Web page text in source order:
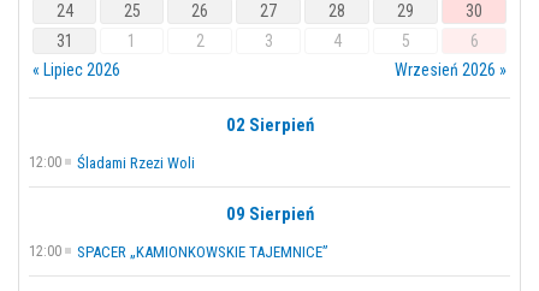
24
25 26 27 28 29
30
31
1 2 3 4 5
6
« Lipiec 2026
Wrzesień 2026 »
02 Sierpień
12:00 Śladami Rzezi Woli
09 Sierpień
12:00 SPACER „KAMIONKOWSKIE TAJEMNICE”